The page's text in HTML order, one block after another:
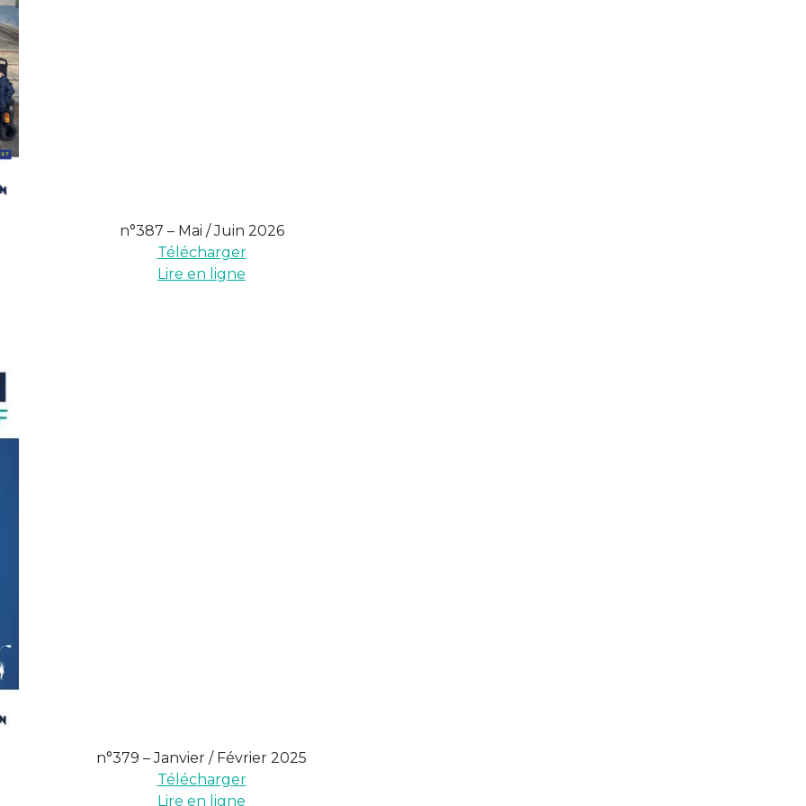
n°387 – Mai / Juin 2026
Télécharger
Lire en ligne
n°379 – Janvier / Février 2025
Télécharger
Lire en ligne